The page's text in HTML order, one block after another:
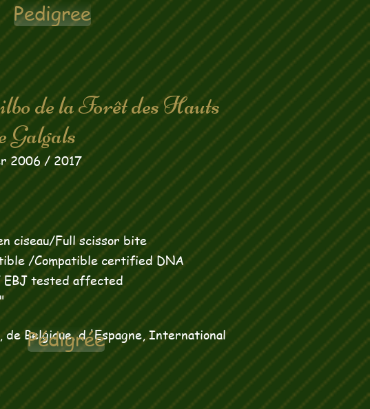
Pedigree
de la Forêt des Hauts
2006 / 2017
ciseau/Full scissor bite
/Compatible certified DNA
EBJ tested affected
de Belgique, d 'Espagne, International
Pédigrée